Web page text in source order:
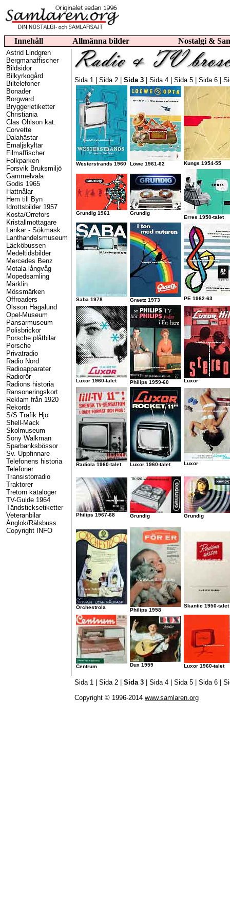
Innehåll Allmänna bilder Nostalgi &
Astrid Lindgren
Bergmanaffischer
Bildsidor
Bilkyrkogård
Biltelefoner
Bonader
Borgward
Bryggerietiketter
Christiania
Clas Ohlson kat.
Corvette
Dalahästar
Emaljskyltar
Filmaffischer
Folkparken
Forsvik Bruksmiljö
Gammelvala
Godis 1965
Hattnålar
Hem till Byn
Idrottsbilder 1957
Kosta/Orrefors
Kristallmottagare
Länkar- Sökmask.
Lanthandelsmuseum
Läcköbussen
Medeltidsbilder
Mercedes Benz
Motala långvåg
Mopedsamling
Märklin
Mössmärken
Offroaders
Olsson Hagalund
Opel-Museum
Pansarmuseum
Polisbrickor
Porsche plåtbilar
Porsche
Privatradio
Radio Nord
Radioapparater
Radiorör
Radions historia
Ransoneringskort
Reklam från 1920
Rekords
S/S Trafik Hjo
Shell-Mack
Skolmuseum
Sony Walkman
Sparbanksbössor
Sv. Uppfinnare
Telefonens historia
Telefoner
Transistorradio
Traktorer
Tretorn kataloger
TV-Guide 1964
Tändsticksetiketter
Veteranbilar
Ånglok/Rälsbuss
Copyright INFO
Sida 1 Sida 2 Sida 3 Sida 4 Sida 5 Sida 6
Westerstrands 1960 Löwe 1961-62 Kungs 1954-55
Grundig 1961 Grundig
Erres 1950-talet
Saba 1978 Graetz 1973 PE 1962-63
Luxor 1960-talet Philips 1959-60 Luxor
Radiola 1960-talet Luxor 1960-talet Luxor
Philips 1967-68 Grundig Grundig
Orchestrola Philips 1958
Skantic 1950-talet
Centrum Dux 1959 Luxor 1960-talet
Sida 1 Sida 2 Sida 3 Sida 4 Sida 5 Sida 6
Copyright © 1996-2014 www.samlaren.org